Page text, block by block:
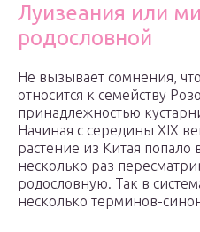
Луизеания или
родословной
Не вызывает сомнения,
относится к семейству
принадлежностью
Начиная с середины XIX
растение из Китая попало
несколько раз
родословную. Так в
несколько терминов-